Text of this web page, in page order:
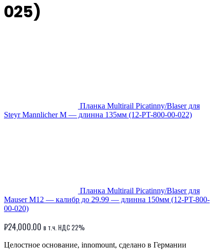
025)
Планка Multirail Picatinny/Blaser для
Steyr Mannlicher M — длинна 135мм (12-PT-800-00-022)
Планка Multirail Picatinny/Blaser для
Mauser M12 — калибр до 29.99 — длинна 150мм (12-PT-800-
00-020)
₽24,000.00 в т.ч. НДС 22%
Целостное основание, innomount, сделано в Германии